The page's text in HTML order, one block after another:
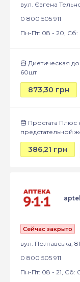
вул. Євгена
0 800 505 911
Пн-Пт: 08 - 20, Сб:
Диетическая
60шт
873,30 грн
Простата Плюс
предстательной
386,21 грн
Сейчас закрыто
вул. Полтавська,
0 800 505 911
Пн-Пт: 08 - 21, Сб: